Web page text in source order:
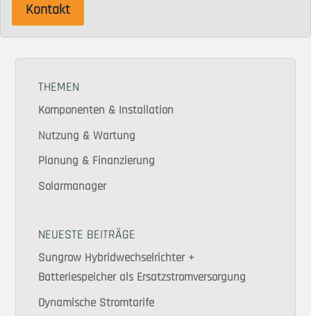
Kontakt
THEMEN
Komponenten & Installation
Nutzung & Wartung
Planung & Finanzierung
Solarmanager
NEUESTE BEITRÄGE
Sungrow Hybridwechselrichter +
Batteriespeicher als Ersatzstromversorgung
Dynamische Stromtarife